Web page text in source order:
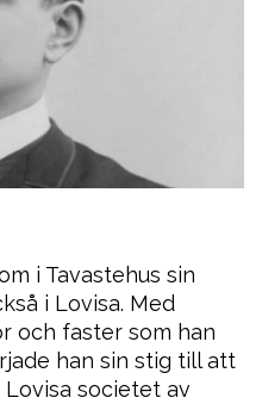
i Tavastehus sin
i Lovisa. Med
och faster som han
han sin stig till att
societet av